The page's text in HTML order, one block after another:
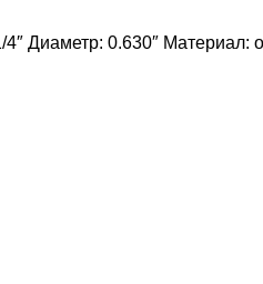
Диаметр: 0.630″ Материал: